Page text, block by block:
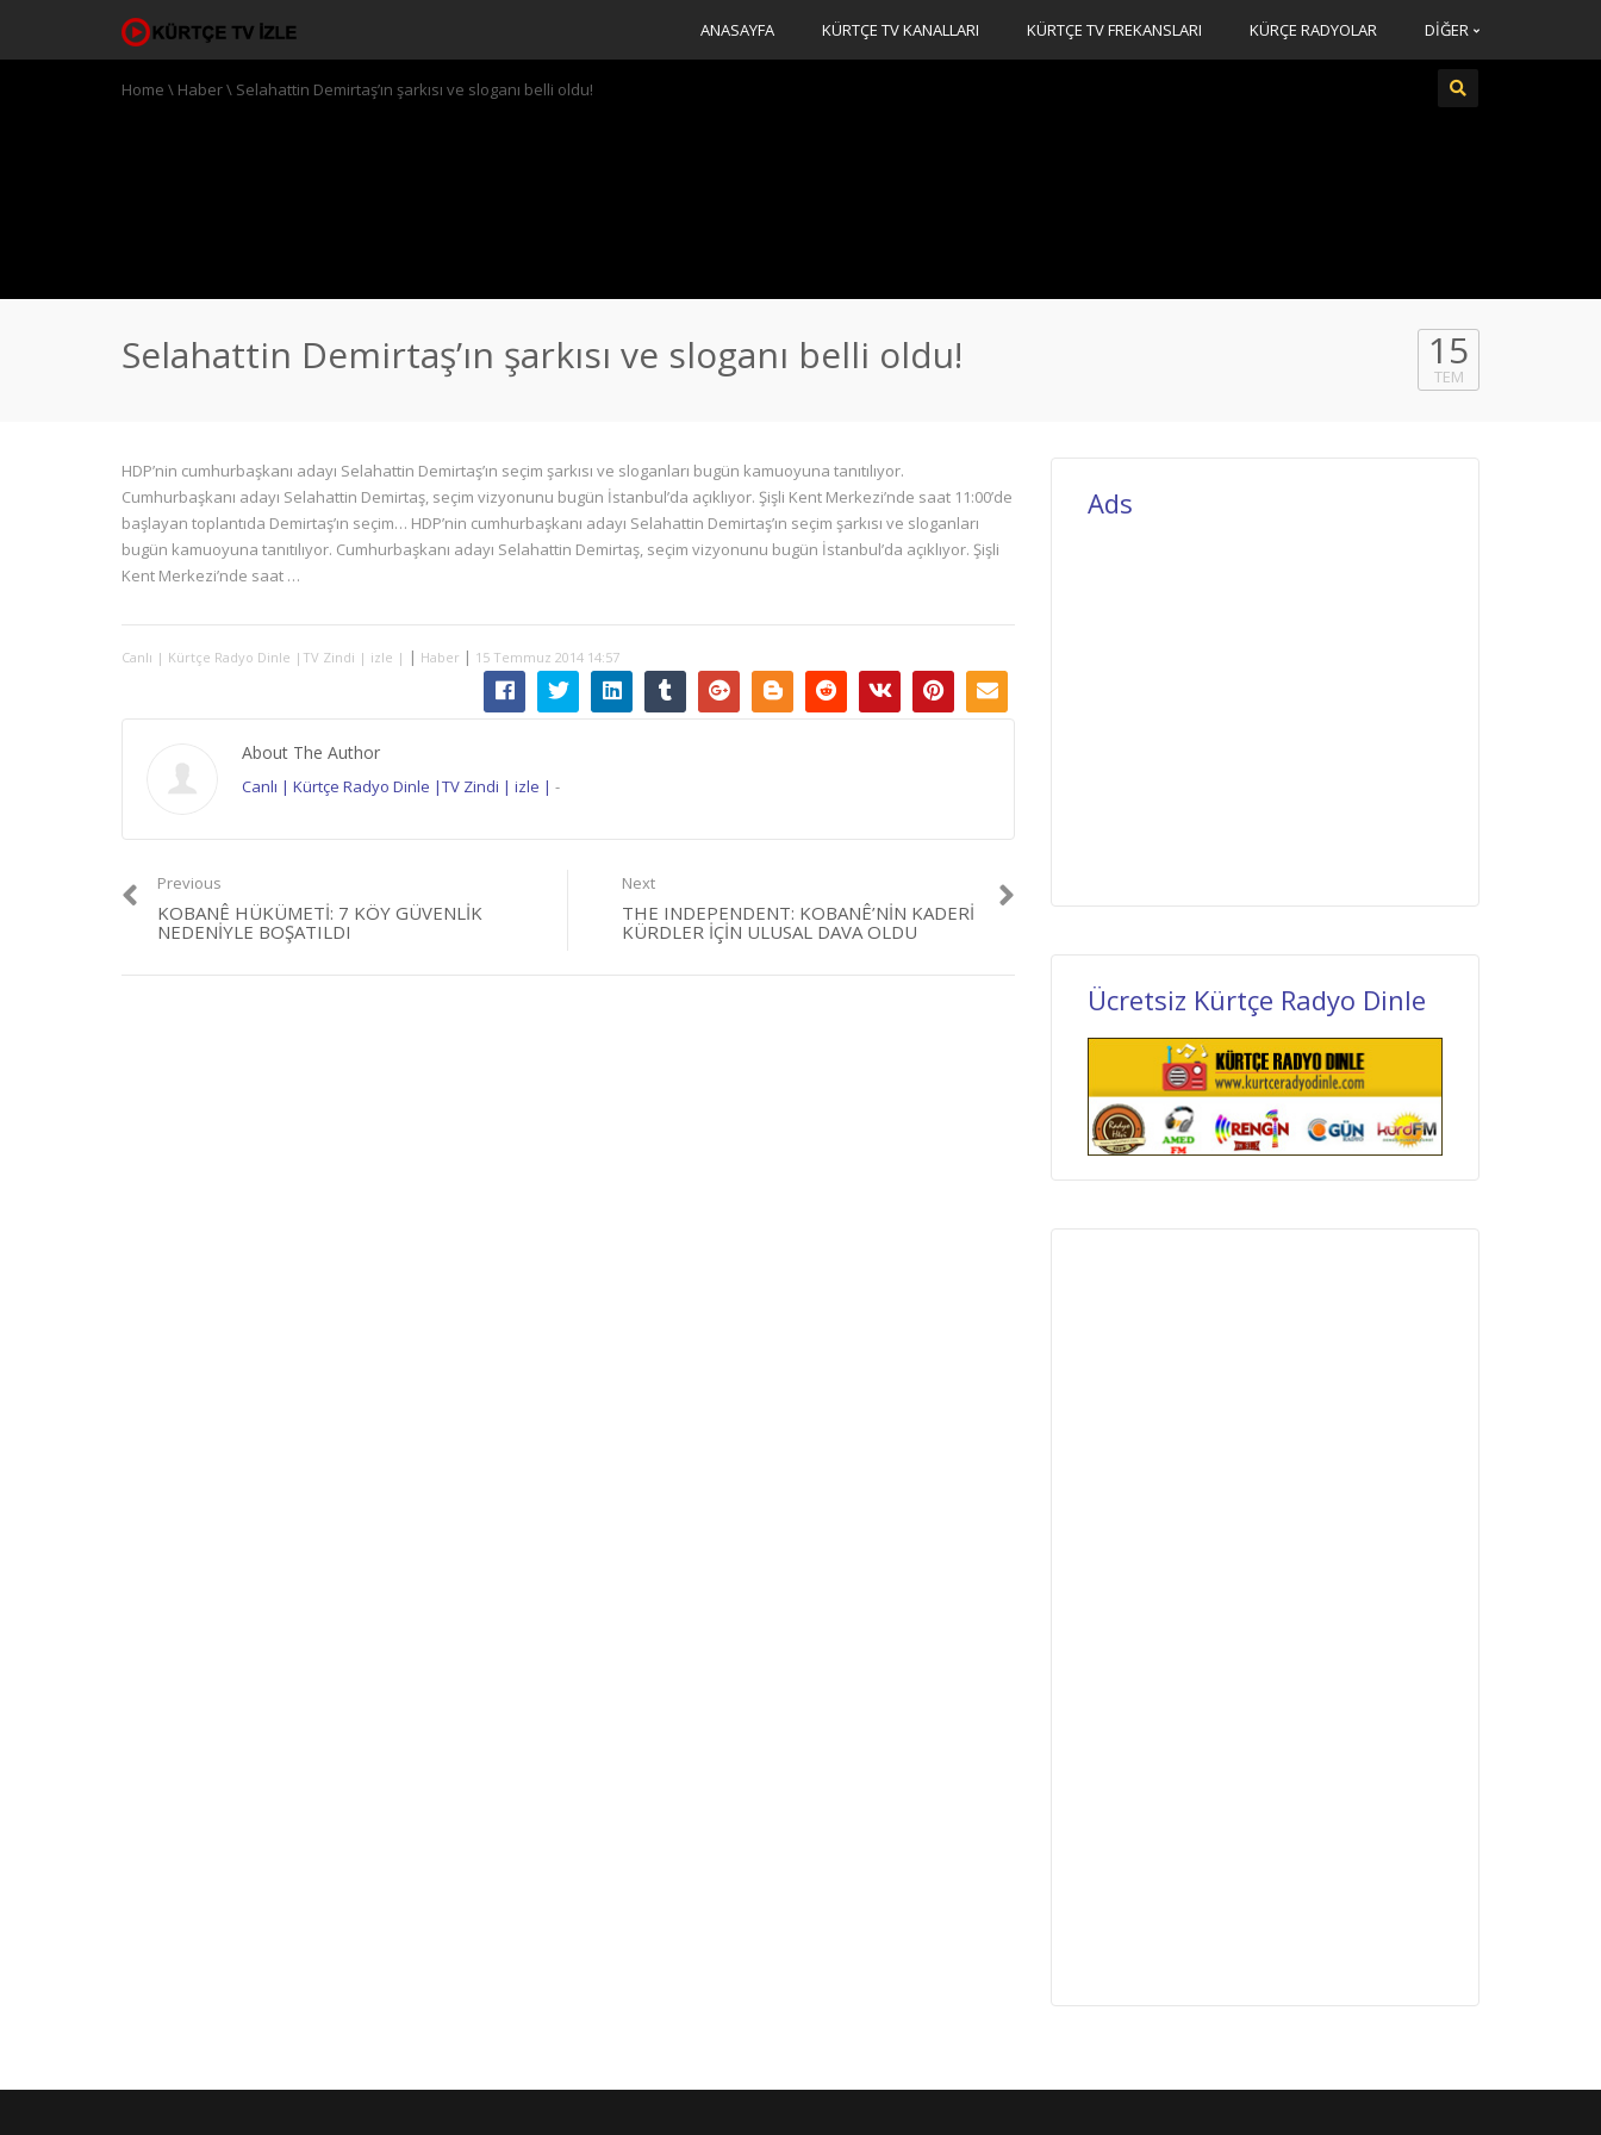
ANASAYFA KÜRTÇE TV KANALLARI KÜRTÇE TV FREKANSLARI KÜRÇE RADYOLAR DİĞER
Home \ Haber\ Selahattin Demirtaş’ın şarkısı ve sloganı belli oldu!
Selahattin Demirtaş’ın şarkısı ve sloganı belli oldu! 15
TEM
HDP’nin cumhurbaşkanı adayı Selahattin Demirtaş’ın seçim şarkısı ve sloganları bugün kamuoyuna tanıtılıyor.
Cumhurbaşkanı adayı Selahattin Demirtaş, seçim vizyonunu bugün İstanbul’da açıklıyor. Şişli Kent Merkezi’nde saat 11:00’de
başlayan toplantıda Demirtaş’ın seçim… HDP’nin cumhurbaşkanı adayı Selahattin Demirtaş’ın seçim şarkısı ve sloganları
bugün kamuoyuna tanıtılıyor. Cumhurbaşkanı adayı Selahattin Demirtaş, seçim vizyonunu bugün İstanbul’da açıklıyor. Şişli
Kent Merkezi’nde saat …
Canlı | Kürtçe Radyo Dinle |TV Zindi | izle | | Haber | 15 Temmuz 2014 14:57
About The Author
Canlı | Kürtçe Radyo Dinle |TV Zindi | izle | -
Previous
KOBANÊ HÜKÜMETI: 7 KÖY GÜVENLIK
NEDENIYLE BOŞATILDI
Next
THE INDEPENDENT: KOBANÊ’NIN KADERI
KÜRDLER IÇIN ULUSAL DAVA OLDU
Ads
Ücretsiz Kürtçe Radyo Dinle